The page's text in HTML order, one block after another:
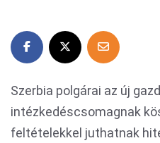
Szerbia polgárai az új
intézkedéscsomagnak
feltételekkel juthatnak